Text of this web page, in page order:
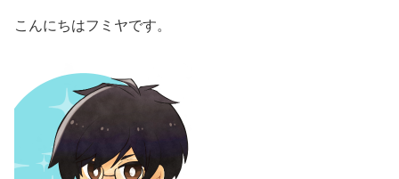
こんにちはフミヤです。